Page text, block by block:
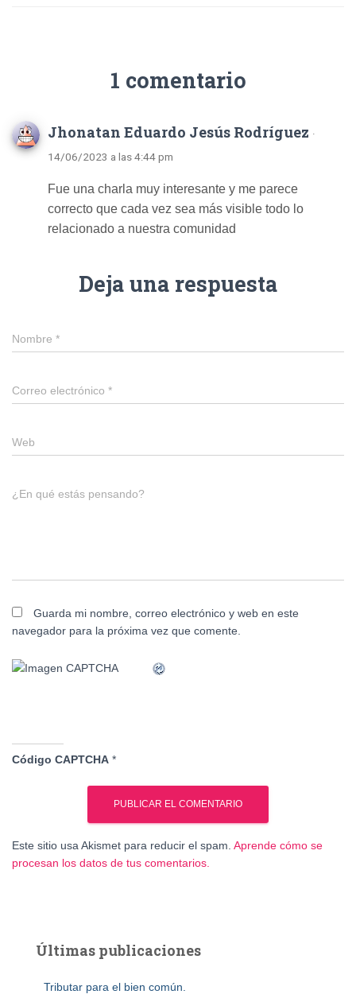
1 comentario
Jhonatan Eduardo Jesús Rodríguez ·
14/06/2023 a las 4:44 pm
Fue una charla muy interesante y me parece
correcto que cada vez sea más visible todo lo
relacionado a nuestra comunidad
Deja una respuesta
Nombre *
Correo electrónico *
Web
¿En qué estás pensando?
Guarda mi nombre, correo electrónico y web en este
navegador para la próxima vez que comente.
Código CAPTCHA *
Este sitio usa Akismet para reducir el spam. Aprende cómo se
procesan los datos de tus comentarios.
Últimas publicaciones
Tributar para el bien común.